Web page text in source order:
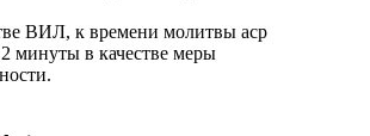
ВИЛ, к времени молитвы аср
минуты в качестве меры